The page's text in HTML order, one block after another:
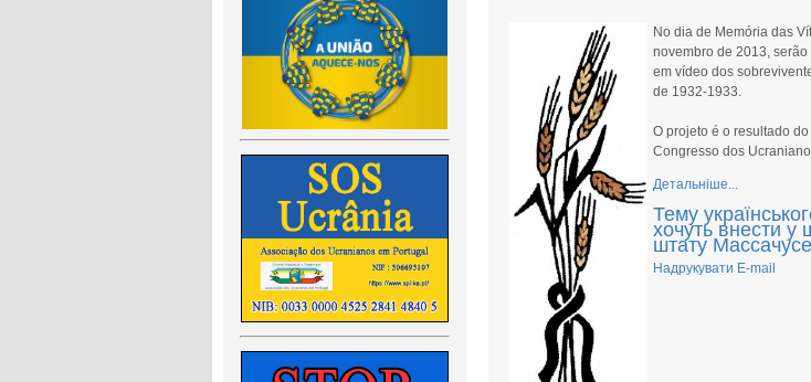
No dia de Memória das
novembro de 2013,
em vídeo dos
de 1932-1933.
O projeto é o resultado
Congresso dos
Детальніше...
Тему
хочуть внести у
штату
Надрукувати E-mail